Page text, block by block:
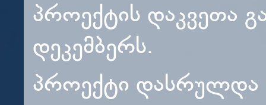
პროექტის დაკვეთა
დეკემბერს.
პროექტი დასრულდა